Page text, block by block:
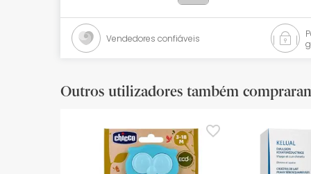
Promoções
Mais vendidos
Vendedores confiáveis
Outros utilizadores também